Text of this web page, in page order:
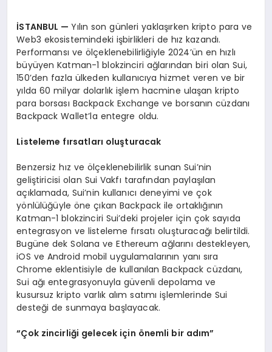
İSTANBUL —Yılın son günleri yaklaşırken kripto para ve
Web3 ekosistemindeki işbirlikleri de hız kazandı.
Performansı ve ölçeklenebilirliğiyle 2024’ün en hızlı
büyüyen Katman-1 blokzinciri ağlarından biri olan Sui,
150’den fazla ülkeden kullanıcıya hizmet veren ve bir
yılda 60 milyar dolarlık işlem hacmine ulaşan kripto
para borsası Backpack Exchange ve borsanın cüzdanı
Backpack Wallet’la entegre oldu.
Listeleme fırsatları oluşturacak
Benzersiz hız ve ölçeklenebilirlik sunan Sui’nin
geliştiricisi olan Sui Vakfı tarafından paylaşılan
açıklamada, Sui’nin kullanıcı deneyimi ve çok
yönlülüğüyle öne çıkan Backpack ile ortaklığının
Katman-1 blokzinciri Sui’deki projeler için çok sayıda
entegrasyon ve listeleme fırsatı oluşturacağı belirtildi.
Bugüne dek Solana ve Ethereum ağlarını destekleyen,
iOS ve Android mobil uygulamalarının yanı sıra
Chrome eklentisiyle de kullanılan Backpack cüzdanı,
Sui ağı entegrasyonuyla güvenli depolama ve
kusursuz kripto varlık alım satımı işlemlerinde Sui
desteği de sunmaya başlayacak.
“Çok zincirliği gelecek için önemli bir adım”